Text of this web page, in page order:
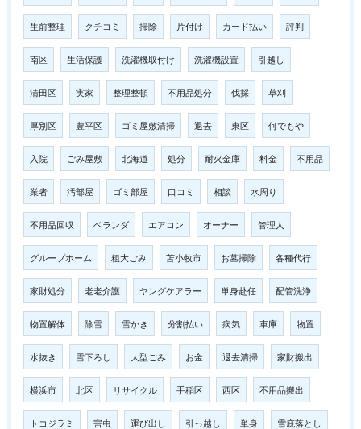
生前整理 クチコミ 掃除 片付け カード払い 評判
南区 生活保護 洗濯機取付け 洗濯機設置 引越し
清田区 実家 整理整頓 不用品処分 伐採 草刈
厚別区 豊平区 ゴミ屋敷清掃 退去 東区 何でもや
入院 ごみ屋敷 北海道 処分 耐火金庫 料金 不用品
業者 汚部屋 ゴミ部屋 口コミ 相談 水周り
不用品回収 ベランダ エアコン オーナー 管理人
グループホーム 粗大ごみ 苫小牧市 お墓掃除 各種代行
家財処分 老老介護 ヤングケアラー 単身赴任 配管洗浄
物置解体 除雪 雪かき 分割払い 病気 車庫 物置
水抜き 雪下ろし 大型ごみ お金 退去清掃 家財搬出
横浜市 北区 リサイクル 手稲区 西区 不用品搬出
トコジラミ 害虫 運び出し 引っ越し 単身 雪庇落とし